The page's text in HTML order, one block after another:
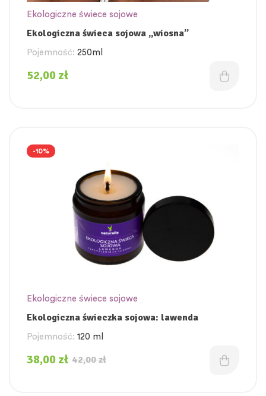
Ekologiczne świece sojowe
Ekologiczna świeca sojowa „wiosna”
Pojemność: 250ml
52,00 zł
-10%
Ekologiczne świece sojowe
Ekologiczna świeczka sojowa: lawenda
Pojemność: 120 ml
42,00zł
38,00 zł